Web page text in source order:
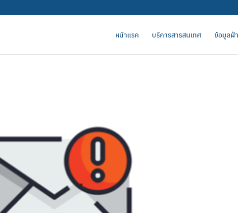
หน้าแรก บริการสารสนเทศ ข้อมูลฝ่